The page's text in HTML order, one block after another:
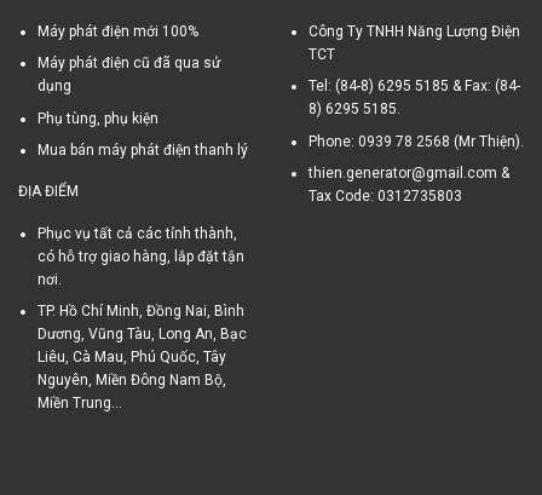
Máy phát điện mới 100%
Máy phát điện cũ đã qua sử
dụng
Phụ tùng, phụ kiện
Mua bán máy phát điện thanh lý
ĐỊA ĐIỂM
Phục vụ tất cả các tỉnh thành,
có hỗ trợ giao hàng, lắp đặt tận
nơi.
TP. Hồ Chí Minh, Đồng Nai, Bình
Dương, Vũng Tàu, Long An, Bạc
Liêu, Cà Mau, Phú Quốc, Tây
Nguyên, Miền Đông Nam Bộ,
Miền Trung...
Công Ty TNHH Năng Lượng Điện
TCT
Tel: (84-8) 6295 5185 & Fax: (84-
8) 6295 5185.
Phone: 0939 78 2568 (Mr Thiện).
thien.generator@gmail.com &
Tax Code: 0312735803